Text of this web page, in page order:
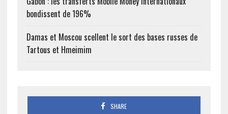
bondissent de 196%
Damas et Moscou scellent le sort des bases russes de
Tartous et Hmeimim
SHARE